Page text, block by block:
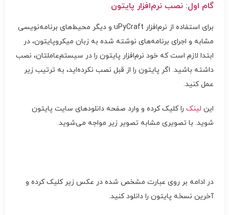
گام اول: نصب نرم‌افزار پایتون
برای استفاده از نرم‌افزار uPyCraft و دیگر محیط‌های برنامه‌نویسی
مشابه و اجرای برنامه‌های نوشته شده به زبان میکروپایتون، در
ابتدا لازم است که خود نرم‌افزار پایتون را در سیستم‌عاملتان، نصب
داشته باشید. اگر پایتون را از قبل نصب نکرده‌اید، به ترتیب زیر
عمل کنید.
این لینک را کلیک کرده و وارد صفحه دانلودهای سایت پایتون
شوید. با تصویری مشابه تصویر زیر مواجه می‌شوید.
در ادامه بر روی عبارت مشخص شده در عکس زیر کلیک کرده و
آخرین نسخه پایتون را دانلود کنید.